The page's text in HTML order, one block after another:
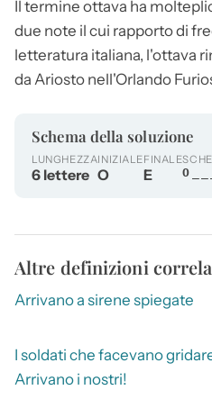
Il termine ottava ha
due note il cui rapporto di
letteratura italiana, l'ottava
da Ariosto nell'Orlando
Schema della soluzione
LUNGHEZZA
6 lettere
INIZIALE
O
FINALE
E
Altre definizioni
Arrivano a sirene spiegate
I soldati che facevano
Arrivano i nostri!